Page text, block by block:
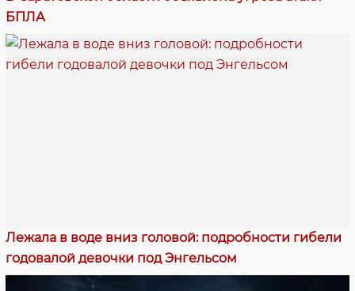
БПЛА
Лежала в воде вниз головой: подробности гибели
годовалой девочки под Энгельсом